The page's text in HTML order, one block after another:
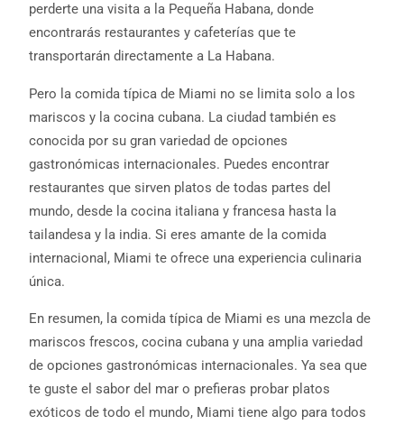
perderte una visita a la Pequeña Habana, donde
encontrarás restaurantes y cafeterías que te
transportarán directamente a La Habana.
Pero la comida típica de Miami no se limita solo a los
mariscos y la cocina cubana. La ciudad también es
conocida por su gran variedad de opciones
gastronómicas internacionales. Puedes encontrar
restaurantes que sirven platos de todas partes del
mundo, desde la cocina italiana y francesa hasta la
tailandesa y la india. Si eres amante de la comida
internacional, Miami te ofrece una experiencia culinaria
única.
En resumen, la comida típica de Miami es una mezcla de
mariscos frescos, cocina cubana y una amplia variedad
de opciones gastronómicas internacionales. Ya sea que
te guste el sabor del mar o prefieras probar platos
exóticos de todo el mundo, Miami tiene algo para todos